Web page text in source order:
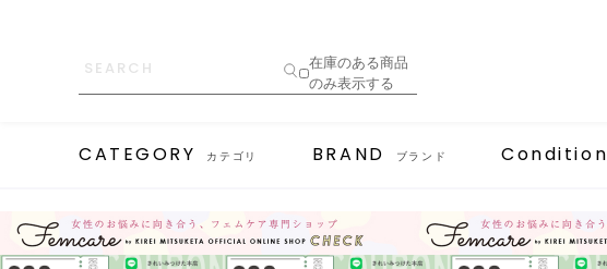
在庫のある商品
のみ表示する
CATEGORY カテゴリ BRAND ブランド Condition